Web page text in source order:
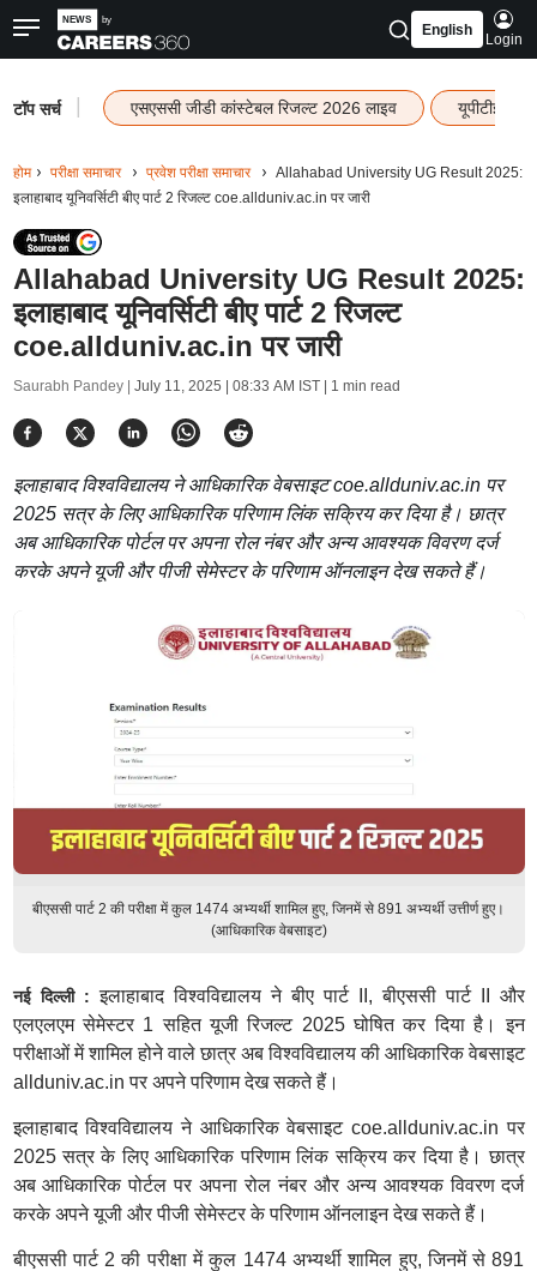
English
Login
टॉप सर्च एसएससी जीडी कांस्टेबल रिजल्ट 2026 लाइव यूपीटीईटी
होम परीक्षा समाचार प्रवेश परीक्षा समाचार
Allahabad University UG Result 2025:
इलाहाबाद यूनिवर्सिटी बीए पार्ट 2 रिजल्ट coe.allduniv.ac.in पर जारी
Allahabad University UG Result 2025:
इलाहाबाद यूनिवर्सिटी बीए पार्ट 2 रिजल्ट
coe.allduniv.ac.in पर जारी
Saurabh Pandey | July 11, 2025 | 08:33 AM IST| 1 min read
इलाहाबाद विश्वविद्यालय ने आधिकारिक वेबसाइट coe.allduniv.ac.in पर
2025 सत्र के लिए आधिकारिक परिणाम लिंक सक्रिय कर दिया है। छात्र
अब आधिकारिक पोर्टल पर अपना रोल नंबर और अन्य आवश्यक विवरण दर्ज
करके अपने यूजी और पीजी सेमेस्टर के परिणाम ऑनलाइन देख सकते हैं।
बीएससी पार्ट 2 की परीक्षा में कुल 1474 अभ्यर्थी शामिल हुए, जिनमें से 891 अभ्यर्थी उत्तीर्ण हुए।
(आधिकारिक वेबसाइट)
नई दिल्ली : इलाहाबाद विश्वविद्यालय ने बीए पार्ट II, बीएससी पार्ट II और
एलएलएम सेमेस्टर 1 सहित यूजी रिजल्ट 2025 घोषित कर दिया है। इन
परीक्षाओं में शामिल होने वाले छात्र अब विश्वविद्यालय की आधिकारिक वेबसाइट
allduniv.ac.in पर अपने परिणाम देख सकते हैं।
इलाहाबाद विश्वविद्यालय ने आधिकारिक वेबसाइट coe.allduniv.ac.in पर
2025 सत्र के लिए आधिकारिक परिणाम लिंक सक्रिय कर दिया है। छात्र
अब आधिकारिक पोर्टल पर अपना रोल नंबर और अन्य आवश्यक विवरण दर्ज
करके अपने यूजी और पीजी सेमेस्टर के परिणाम ऑनलाइन देख सकते हैं।
बीएससी पार्ट 2 की परीक्षा में कुल 1474 अभ्यर्थी शामिल हुए, जिनमें से 891